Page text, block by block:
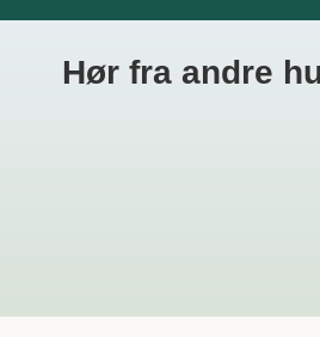
Hør fra andre